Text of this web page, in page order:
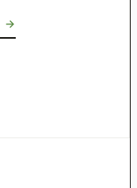
→